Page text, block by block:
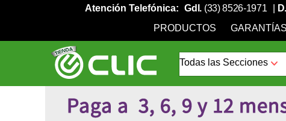
Atención Telefónica: Gdl. (33) 8526-1971
PRODUCTOS
GARANTÍAS